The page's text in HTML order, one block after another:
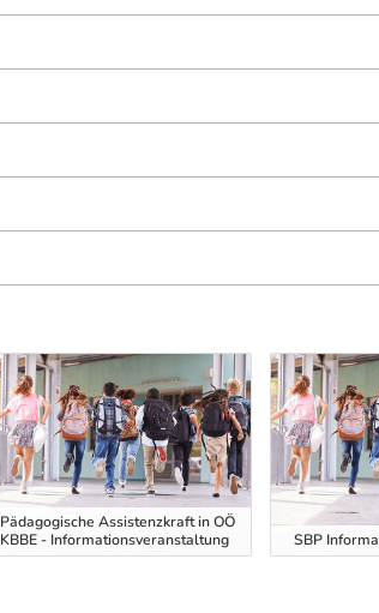
Pädagogische Assistenzkraft in OÖ
KBBE - Informationsveranstaltung
SBP